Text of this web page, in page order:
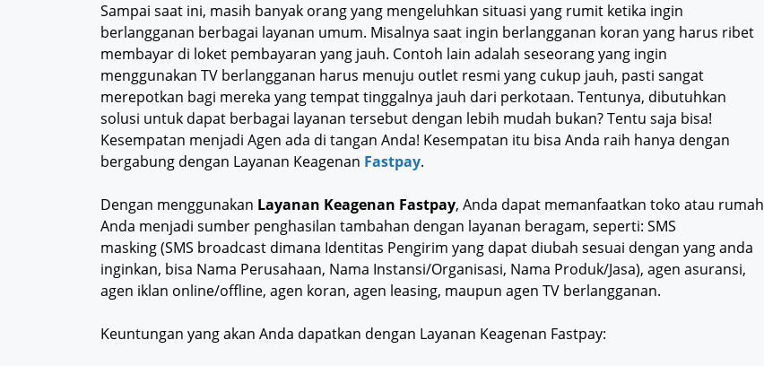
Sampai saat ini, masih banyak orang yang mengeluhkan situasi yang rumit ketika ingin
berlangganan berbagai layanan umum. Misalnya saat ingin berlangganan koran yang harus ribet
membayar di loket pembayaran yang jauh. Contoh lain adalah seseorang yang ingin
menggunakan TV berlangganan harus menuju outlet resmi yang cukup jauh, pasti sangat
merepotkan bagi mereka yang tempat tinggalnya jauh dari perkotaan. Tentunya, dibutuhkan
solusi untuk dapat berbagai layanan tersebut dengan lebih mudah bukan? Tentu saja bisa!
Kesempatan menjadi Agen ada di tangan Anda! Kesempatan itu bisa Anda raih hanya dengan
bergabung dengan Layanan Keagenan Fastpay.
Dengan menggunakan Layanan Keagenan Fastpay, Anda dapat memanfaatkan toko atau rumah
Anda menjadi sumber penghasilan tambahan dengan layanan beragam, seperti: SMS
masking (SMS broadcast dimana Identitas Pengirim yang dapat diubah sesuai dengan yang anda
inginkan, bisa Nama Perusahaan, Nama Instansi/Organisasi, Nama Produk/Jasa), agen asuransi,
agen iklan online/offline, agen koran, agen leasing, maupun agen TV berlangganan.
Keuntungan yang akan Anda dapatkan dengan Layanan Keagenan Fastpay: